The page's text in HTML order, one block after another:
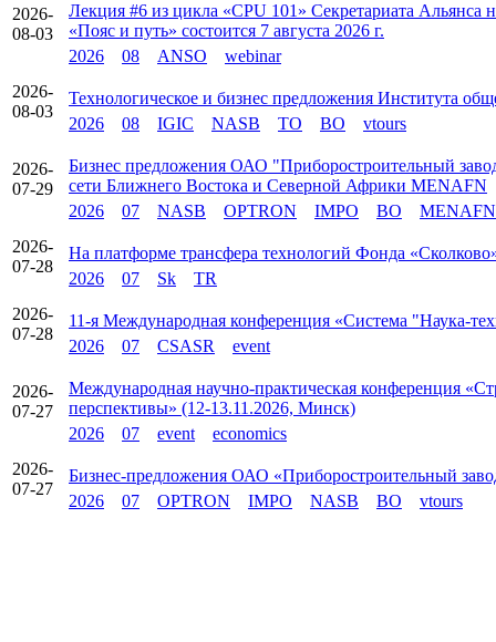
2026-
08-03
Лекция #6 из цикла «CPU 101» Секретариата
«Пояс и путь» состоится 7 августа 2026 г.
2026
08 ANSO
webinar
2026-
08-03
Технологическое и бизнес предложения Института
2026
08 IGIC NASB TO BO vtours
2026-
07-29
Бизнес предложения ОАО "Приборостроительный
сети Ближнего Востока и Северной Африки MENAFN
2026
07 NASB OPTRON IMPO BO
MENAFN
2026-
07-28
На платформе трансфера технологий Фонда
2026
07 Sk
TR
2026-
07-28
11-я Международная конференция «Система "Наука-
2026
07 CSASR event
2026-
07-27
Международная научно-практическая конференция
перспективы» (12-13.11.2026, Минск)
2026
07 event
economics
2026-
07-27
Бизнес-предложения ОАО «Приборостроительный
2026
07 OPTRON IMPO NASB BO vtours